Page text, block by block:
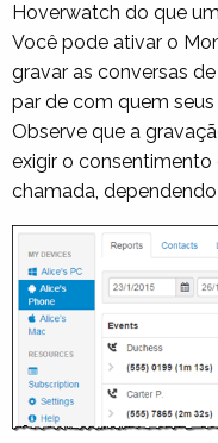
Hoverwatch do que
Você pode ativar o
gravar as conversas
par de com quem
Observe que a
exigir o
chamada,